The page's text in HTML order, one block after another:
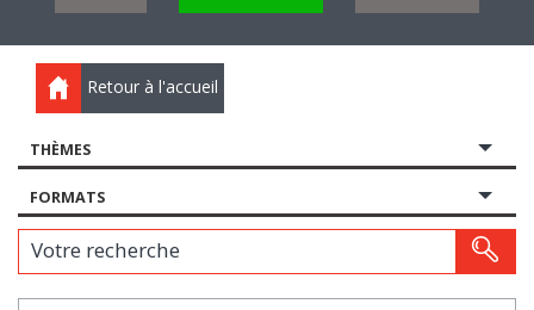
Retour à l'accueil
THÈMES
FORMATS
Votre recherche